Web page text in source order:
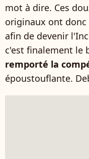
mot à dire. Ces
originaux ont
afin de devenir
c'est finalement le
remporté la
époustouflante.